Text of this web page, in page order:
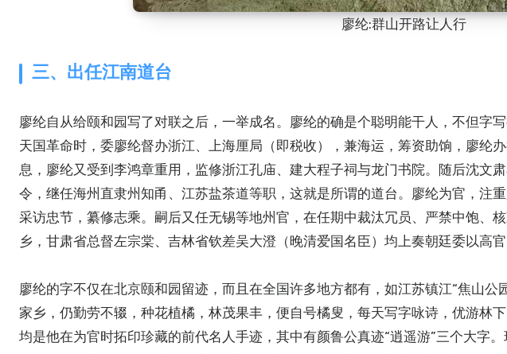
廖纶:群山开路让人行
三、出任江南道台
廖纶自从给颐和园写了对联之后，一举成名。廖纶的确是个聪明能干人，不但字
天国革命时，委廖纶督办浙江、上海厘局（即税收），兼海运，筹资助饷，廖纶
息，廖纶又受到李鸿章重用，监修浙江孔庙、建大程子祠与龙门书院。随后沈文
令，继任海州直隶州知甬、江苏盐茶道等职，这就是所谓的道台。廖纶为官，注
采访忠节，纂修志乘。嗣后又任无锡等地州官，在任期中裁汰冗员、严禁中饱、
乡，甘肃省总督左宗棠、吉林省钦差吴大澄（晚清爱国名臣）均上奏朝廷委以高官
廖纶的字不仅在北京颐和园留迹，而且在全国许多地方都有，如江苏镇江“焦山公
家乡，仍勤劳不辍，种花植橘，林茂果丰，便自号橘叟，每天写字咏诗，优游林
均是他在为官时拓印珍藏的前代名人手迹，其中有颜鲁公真迹“逍遥游”三个大字